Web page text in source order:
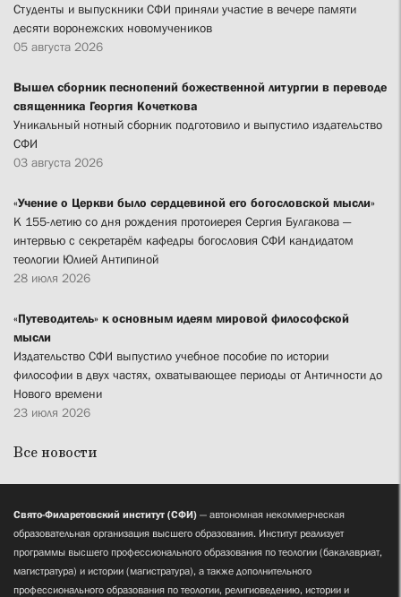
Студенты и выпускники СФИ приняли участие в вечере памяти
десяти воронежских новомучеников
05 августа 2026
Вышел сборник песнопений божественной литургии в переводе
священника Георгия Кочеткова
Уникальный нотный сборник подготовило и выпустило издательство
СФИ
03 августа 2026
«Учение о Церкви было сердцевиной его богословской мысли»
К 155-летию со дня рождения протоиерея Сергия Булгакова —
интервью с секретарём кафедры богословия СФИ кандидатом
теологии Юлией Антипиной
28 июля 2026
«Путеводитель» к основным идеям мировой философской
мысли
Издательство СФИ выпустило учебное пособие по истории
философии в двух частях, охватывающее периоды от Античности до
Нового времени
23 июля 2026
Все новости
Свято-Филаретовский институт (СФИ) — автономная некоммерческая
образовательная организация высшего образования. Институт реализует
программы высшего профессионального образования по теологии (бакалавриат,
магистратура) и истории (магистратура), а также дополнительного
профессионального образования по теологии, религиоведению, истории и